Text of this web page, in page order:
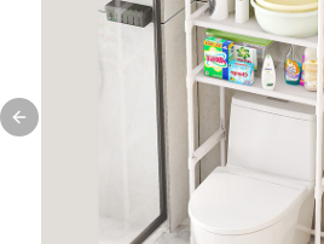
Previous slide